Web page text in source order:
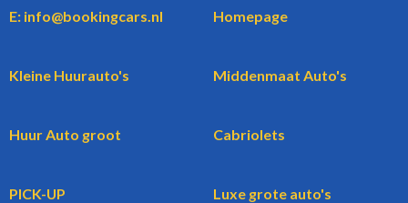
E: info@bookingcars.nl Homepage
Kleine Huurauto's Middenmaat Auto's
Huur Auto groot Cabriolets
PICK-UP Luxe grote auto's